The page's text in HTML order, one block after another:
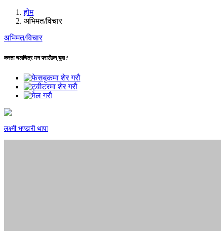
होम
अभिमत/विचार
अभिमत/विचार
कस्ता चलचित्र मन पराउँछन् युवा ?
लक्ष्मी भण्डारी थापा